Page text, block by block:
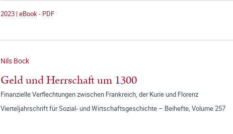
2023 | eBook - PDF
Nils Bock
Geld und Herrschaft um 1300
Finanzielle Verflechtungen zwischen Frankreich, der Kurie und Florenz
Vierteljahrschrift für Sozial- und Wirtschaftsgeschichte – Beihefte, Volume 257